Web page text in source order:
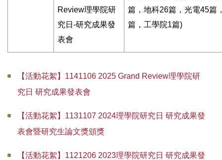
Review理學院研
究日-研究成果發
表會
篇，地科26篇，光電45篇
篇，工學院1篇)
【活動花絮】1141106 2025 Grand Review理學院研
究日 研究成果發表會
【活動花絮】1131107 2024理學院研究日 研究成果發
表會暨研究生論文獎頒獎
【活動花絮】1121206 2023理學院研究日 研究成果發